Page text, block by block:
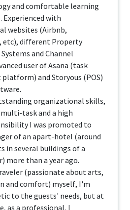
and comfortable learning
Experienced with
websites (Airbnb,
etc), different Property
and Channel
user of Asana (task
and Storyous (POS)
organizational skills,
task and a high
I was promoted to
of an apart-hotel (around
in several buildings of a
more than a year ago.
(passionate about arts,
and comfort) myself, I'm
to the guests' needs, but at
as a professional, I